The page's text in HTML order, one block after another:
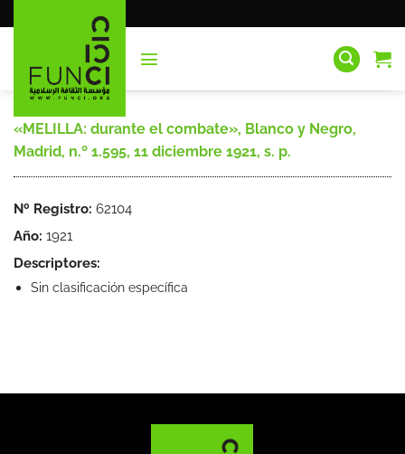
al
«MELILLA: durante el combate», Blanco y Negro,
Madrid, n.º 1.595, 11 diciembre 1921, s. p.
Nº Registro: 62104
Año: 1921
Descriptores:
Sin clasificación específica